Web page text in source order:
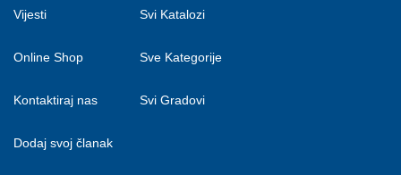
Vijesti
Online Shop
Kontaktiraj nas
Dodaj svoj članak
Svi Katalozi
Sve Kategorije
Svi Gradovi